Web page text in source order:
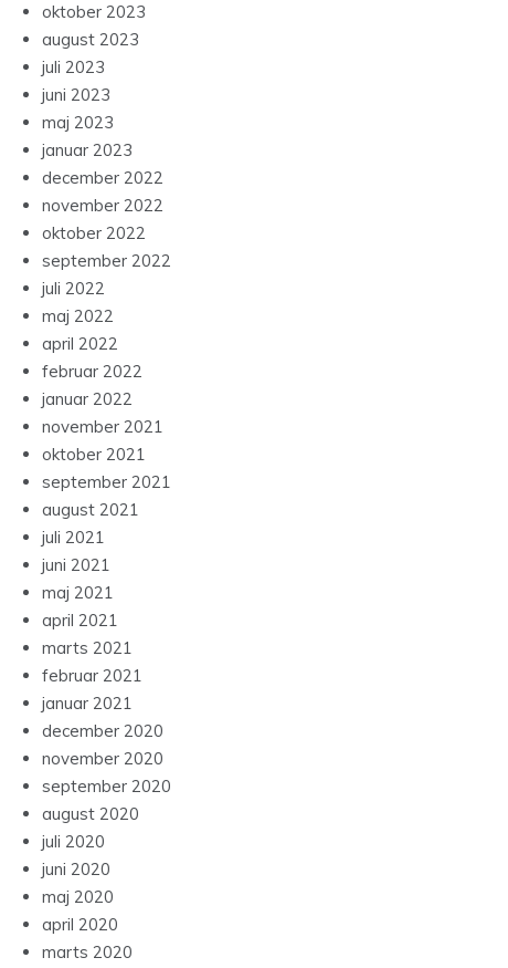
oktober 2023
august 2023
juli 2023
juni 2023
maj 2023
januar 2023
december 2022
november 2022
oktober 2022
september 2022
juli 2022
maj 2022
april 2022
februar 2022
januar 2022
november 2021
oktober 2021
september 2021
august 2021
juli 2021
juni 2021
maj 2021
april 2021
marts 2021
februar 2021
januar 2021
december 2020
november 2020
september 2020
august 2020
juli 2020
juni 2020
maj 2020
april 2020
marts 2020